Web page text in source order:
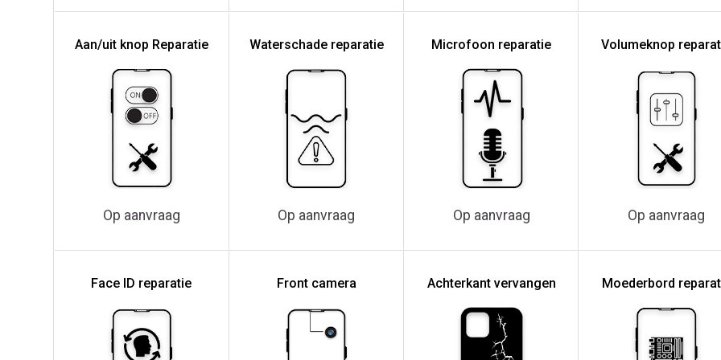
Aan/uit knop Reparatie
Op aanvraag
Waterschade reparatie
Op aanvraag
Microfoon reparatie
Op aanvraag
Volumeknop
Op aanvraag
Face ID reparatie Front camera Achterkant vervangen Moederbord